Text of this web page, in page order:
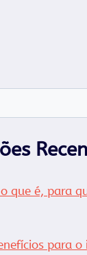
que é, para
para